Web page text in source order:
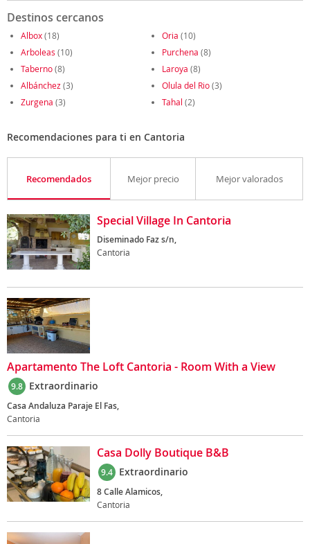
Destinos cercanos
Albox(18) Oria (10)
Arboleas (10) Purchena (8)
Taberno(8) Laroya (8)
Albánchez (3) Olula del Rio(3)
Zurgena (3) Tahal (2)
Recomendaciones para ti en Cantoria
Recomendados Mejor precio Mejor valorados
Special Village In Cantoria
Diseminado Faz s/n,
Cantoria
Apartamento The Loft Cantoria - Room With a View
9.8 Extraordinario
Casa Andaluza Paraje El Fas,
Cantoria
Casa Dolly Boutique B&B
9.4 Extraordinario
8 Calle Alamicos,
Cantoria